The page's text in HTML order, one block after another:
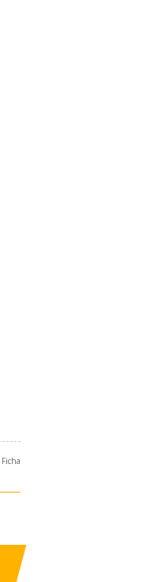
Ficha